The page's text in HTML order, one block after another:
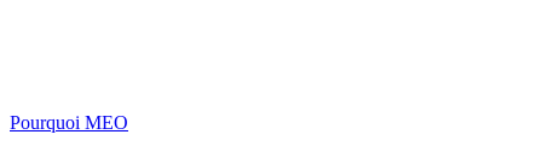
Pourquoi MEO